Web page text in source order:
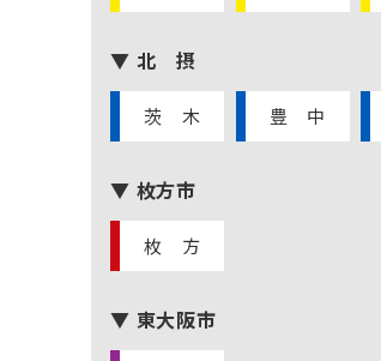
▼ 北 摂
茨 木 豊 中
▼ 枚方市
枚 方
▼ 東大阪市